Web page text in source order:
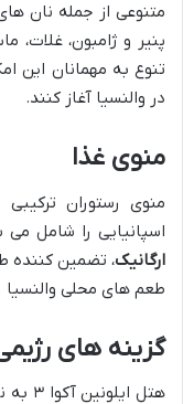
متنوعی از جمله نان
پنیر و ژامبون،
تنوع به مهمانان این
در والنسیا آغاز کنند.
منوی غذا
منوی رستوران
اسپانیایی را شامل می
ارگانیک، تضمین کننده
طعم های محلی والنسیا
گزینه های
هتل